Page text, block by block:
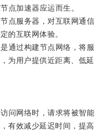
加速器应运而生。
服务器，对互联网通信
的互联网体验。
过构建节点网络，将服
为用户提供近距离、低延
网络时，请求将被智能
有效减少延迟时间，提高